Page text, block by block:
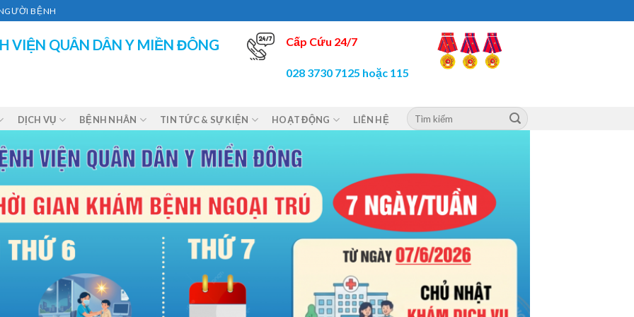
BỆNH
VIỆN QUÂN DÂN Y MIỀN ĐÔNG Cấp Cứu 24/7
028 3730 7125 hoặc 115
DỊCH VỤ BỆNH NHÂN TIN TỨC & SỰ KIỆN HOẠT ĐỘNG LIÊN HỆ